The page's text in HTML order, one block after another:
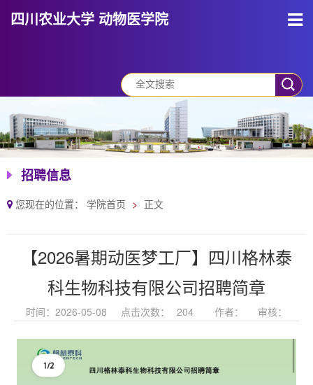
四川农业大学 动物医学院
招聘信息
您现在的位置： 学院首页 正文
【2026暑期动医梦工厂】四川格林泰
科生物科技有限公司招聘简章
时间：2026-05-08 点击次数： 204 作者： 审核：